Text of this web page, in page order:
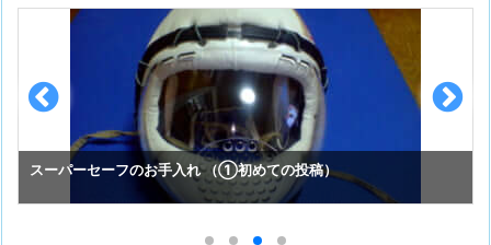
スーパーセーフのお手入れ （①初めての投稿）